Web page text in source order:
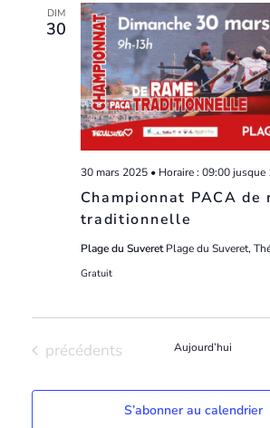
DIM
30
Championnat PACA de
traditionnelle
30 mars 2025 • Horaire : 09:00jusque
Plage du SuveretPlage du Suveret,
Gratuit
Évènements
précédents Aujourd’hui
S’abonner au calendrier